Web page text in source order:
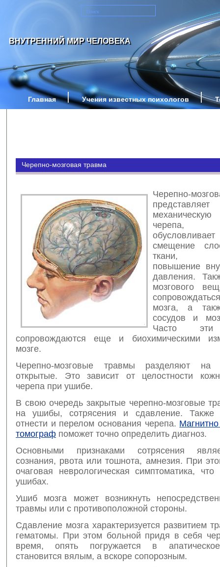
ВНУТРЕННИЙ МИР ЧЕЛОВЕКА
Главная Учения известных психологов
Черепно-мозговая травма
Черепно-
черепа,
смещение
ткани,
повышение
давления.
мозгового
мозга, а
сосудов и
Часто эти
сопровождаются еще и биохимическими
мозге.
Черепно-мозговые травмы разделяют
открытые. Это зависит от целостности
черепа при ушибе.
В свою очередь закрытые черепно-мозговые
на ушибы, сотрясения и сдавление.
отнести и перелом основания черепа.
томограф поможет точно определить диагноз.
Основными признаками сотрясения
сознания, рвота или тошнота, амнезия. При
очаговая неврологическая симптоматика,
ушибах.
Ушиб мозга может возникнуть
травмы или с противоположной стороны.
Сдавление мозга характеризуется развитием
гематомы. При этом больной придя в себя
время, опять погружается в
становится вялым, а вскоре сопорозным.